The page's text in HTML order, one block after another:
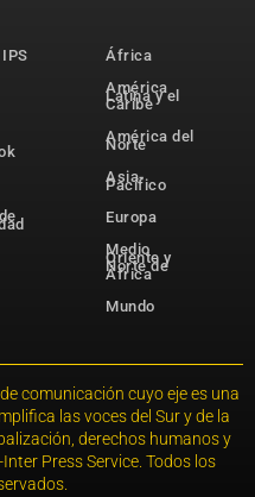
África
América
Latina y el
Caribe
América del
Norte
Asia-
Pacífico
Europa
Medio
Oriente y
Norte de
África
Mundo
comunicación cuyo eje es una
las voces del Sur y de la
derechos humanos y
Press Service. Todos los